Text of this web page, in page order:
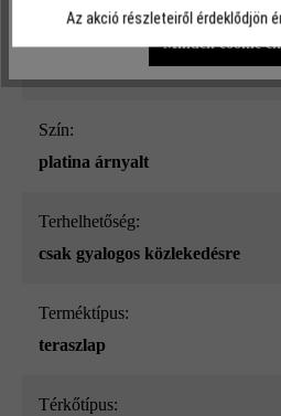
Szín:
platina árnyalt
Terhelhetőség:
csak gyalogos közlekedésre
Terméktípus:
teraszlap
Térkőtípus:
Minden cookie
Az akció részleteiről érdeklődjön